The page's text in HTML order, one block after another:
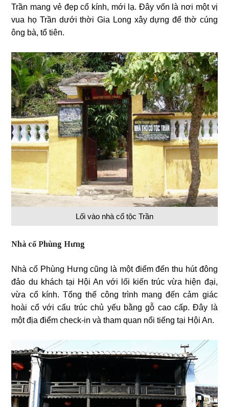
Trần mang vẻ đẹp cổ kính, mới lạ. Đây vốn là nơi một vị
vua họ Trần dưới thời Gia Long xây dựng để thờ cúng
ông bà, tổ tiên.
Lối vào nhà cổ tộc Trần
Nhà cổ Phùng Hưng
Nhà cổ Phùng Hưng cũng là một điểm đến thu hút đông
đảo du khách tại Hội An với lối kiến trúc vừa hiện đại,
vừa cổ kính. Tổng thế công trình mang đến cảm giác
hoài cổ với cấu trúc chủ yếu bằng gỗ cao cấp. Đây là
một địa điểm check-in và tham quan nổi tiếng tại Hội An.